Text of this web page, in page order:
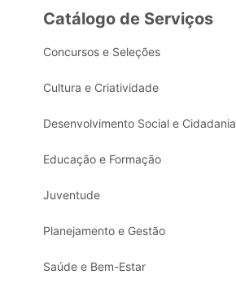
Catálogo de Serviços
Concursos e Seleções
Cultura e Criatividade
Desenvolvimento Social e Cidadania
Educação e Formação
Juventude
Planejamento e Gestão
Saúde e Bem-Estar